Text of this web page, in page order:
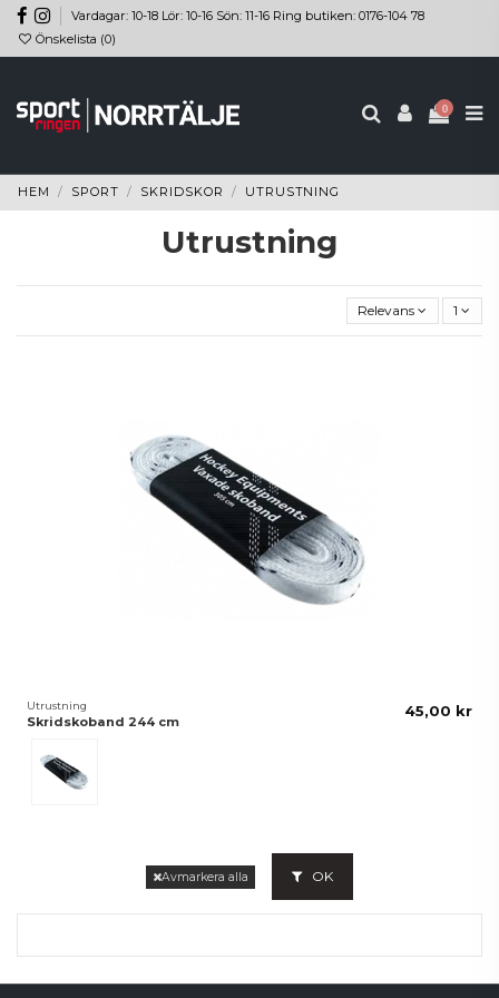
Vardagar: 10-18 Lör: 10-16 Sön: 11-16 Ring butiken: 0176-104 78
Önskelista (0)
0
HEM SPORT SKRIDSKOR UTRUSTNING
Utrustning
Relevans 1
Utrustning
Skridskoband 244 cm
45,00 kr
Avmarkera alla OK